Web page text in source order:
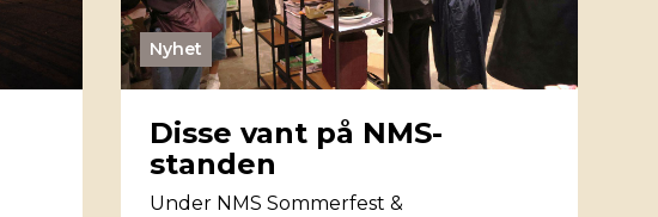
Nyhet
Disse vant på NMS-
standen
Under NMS Sommerfest &